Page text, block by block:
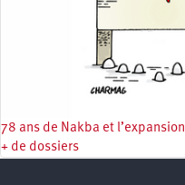
78 ans de Nakba et
+ de dossiers